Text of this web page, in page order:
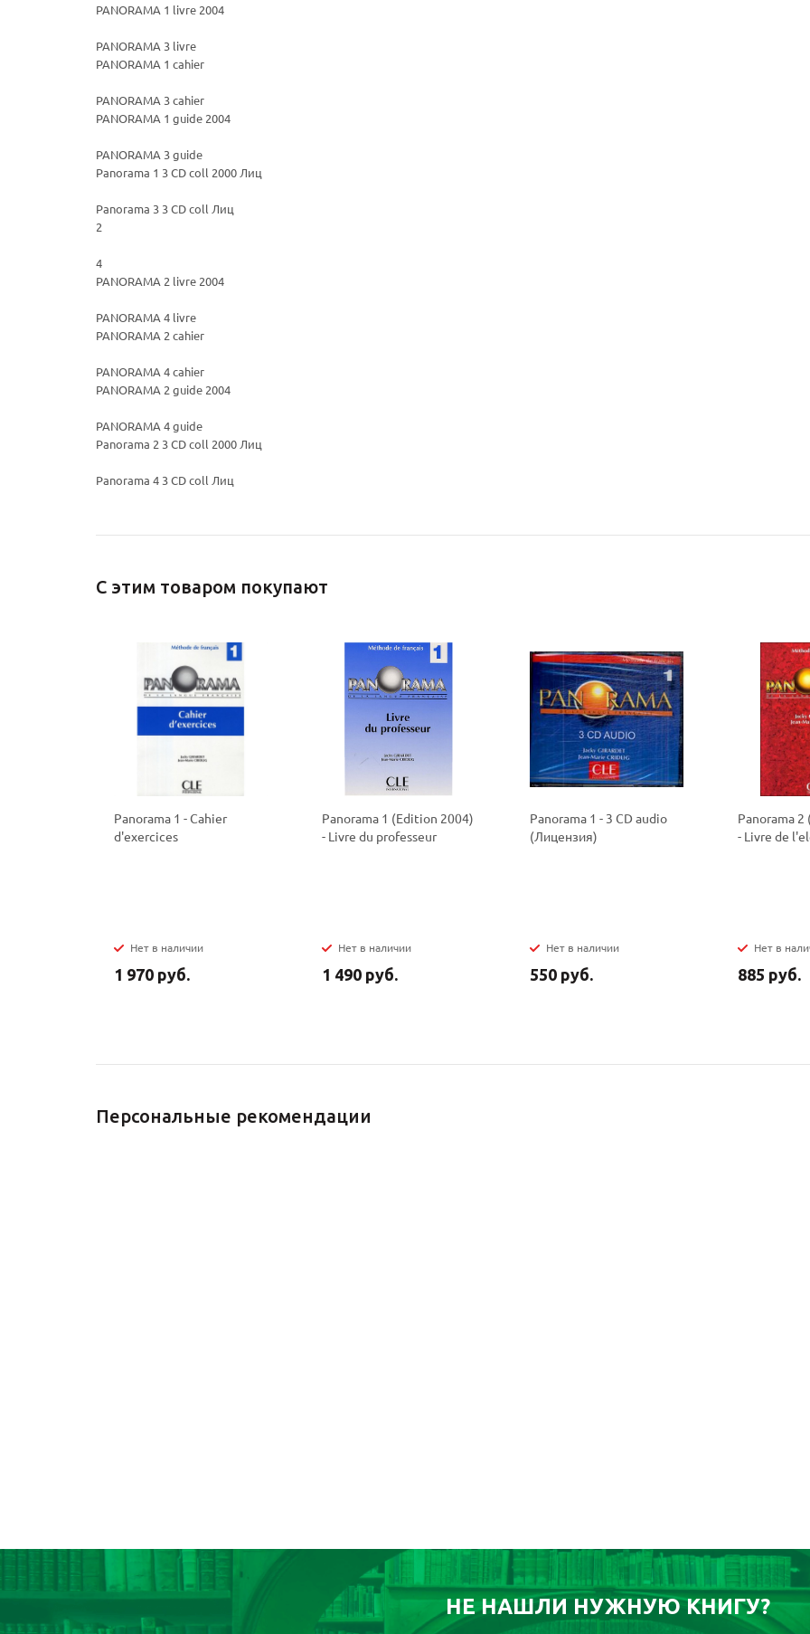
PANORAMA 1 livre 2004
PANORAMA 3 livre
PANORAMA 1 cahier
PANORAMA 3 cahier
PANORAMA 1 guide 2004
PANORAMA 3 guide
Panorama 1 3 CD coll 2000 Лиц
Panorama 3 3 CD coll Лиц
2
4
PANORAMA 2 livre 2004
PANORAMA 4 livre
PANORAMA 2 cahier
PANORAMA 4 cahier
PANORAMA 2 guide 2004
PANORAMA 4 guide
Panorama 2 3 CD coll 2000 Лиц
Panorama 4 3 CD coll Лиц
С этим товаром покупают
Panorama 1 - Cahier
d'exercices
Нет в наличии
1 970 руб.
Panorama 1 (Edition 2004)
- Livre du professeur
Нет в наличии
1 490 руб.
Panorama 1 - 3 CD audio
(Лицензия)
Нет в наличии
550 руб.
Panorama
- Livre de
Нет в
885 руб.
Персональные рекомендации
НЕ НАШЛИ НУЖНУЮ КНИГУ?